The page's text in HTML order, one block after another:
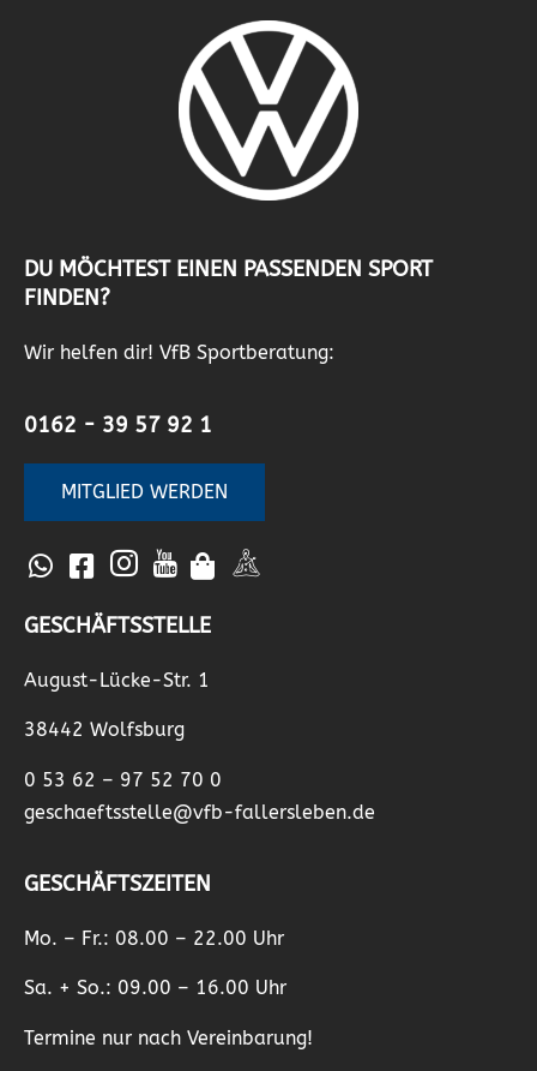
DU MÖCHTEST EINEN PASSENDEN SPORT
FINDEN?
Wir helfen dir! VfB Sportberatung:
0162 - 39 57 92 1
MITGLIED WERDEN
GESCHÄFTSSTELLE
August-Lücke-Str. 1
38442 Wolfsburg
0 53 62 – 97 52 70 0
geschaeftsstelle@vfb-fallersleben.de
GESCHÄFTSZEITEN
Mo. – Fr.: 08.00 – 22.00 Uhr
Sa. + So.: 09.00 – 16.00 Uhr
Termine nur nach Vereinbarung!